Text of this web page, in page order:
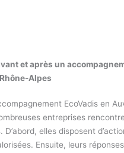
et après un
Alpes
EcoVadis en
entreprises
D’abord, elles disposent
Ensuite, leurs